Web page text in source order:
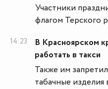
Участники
флагом Терского
14:23
В Красноярском
работать в такси
Также им
табачные изделия